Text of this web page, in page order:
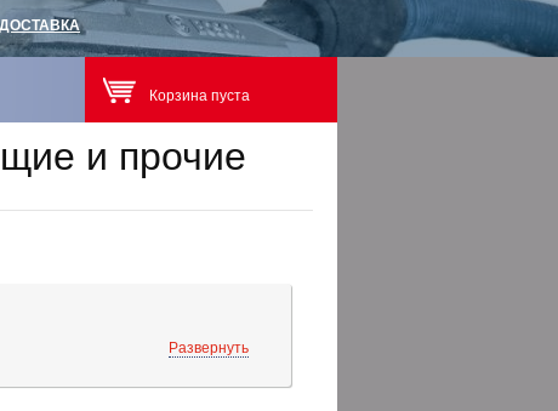
ДОСТАВКА
Корзина пуста
и прочие
Развернуть